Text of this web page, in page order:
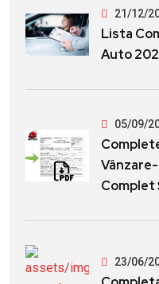
21/12/
Lista
Auto
05/09/
Complet
23/06/